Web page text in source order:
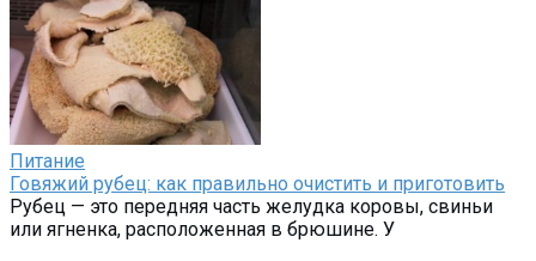
Питание
Говяжий рубец: как правильно очистить и приготовить
Рубец — это передняя часть желудка коровы, свиньи
или ягненка, расположенная в брюшине. У